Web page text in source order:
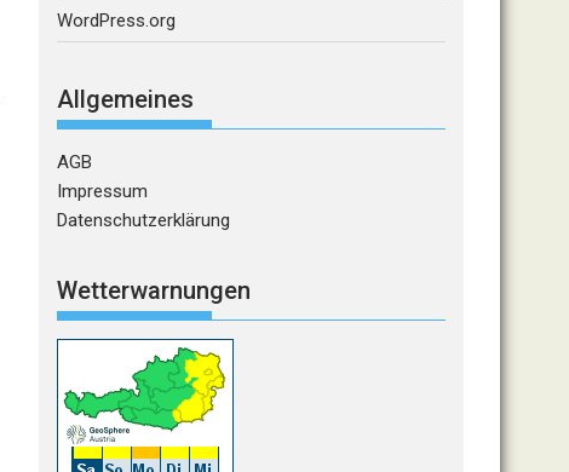
WordPress.org
Allgemeines
AGB
Impressum
Datenschutzerklärung
Wetterwarnungen